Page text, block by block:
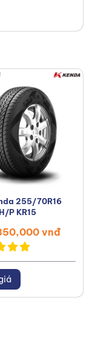
,
255/70R16
P KR15
vnđ